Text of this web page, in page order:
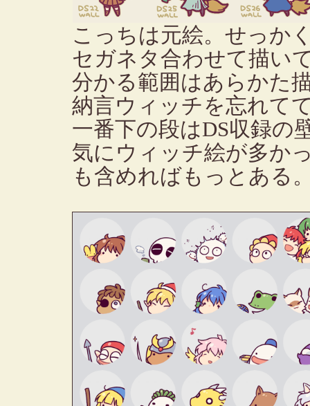
こっちは元絵。せっか
セガネタ合わせて描い
分かる範囲はあらかた
納言ウィッチを忘れて
一番下の段はDS収録の
気にウィッチ絵が多か
も含めればもっとある